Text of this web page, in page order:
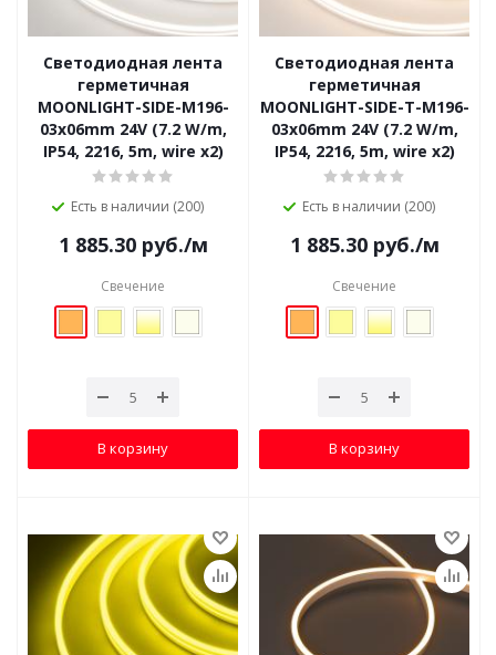
Светодиодная лента
герметичная
MOONLIGHT-SIDE-M196-
03x06mm 24V (7.2 W/m,
IP54, 2216, 5m, wire x2)
Есть в наличии (200)
1 885.30руб./м
Свечение
В корзину
Светодиодная лента
герметичная
MOONLIGHT-SIDE-T-M196-
03x06mm 24V (7.2 W/m,
IP54, 2216, 5m, wire x2)
Есть в наличии (200)
1 885.30руб./м
Свечение
В корзину